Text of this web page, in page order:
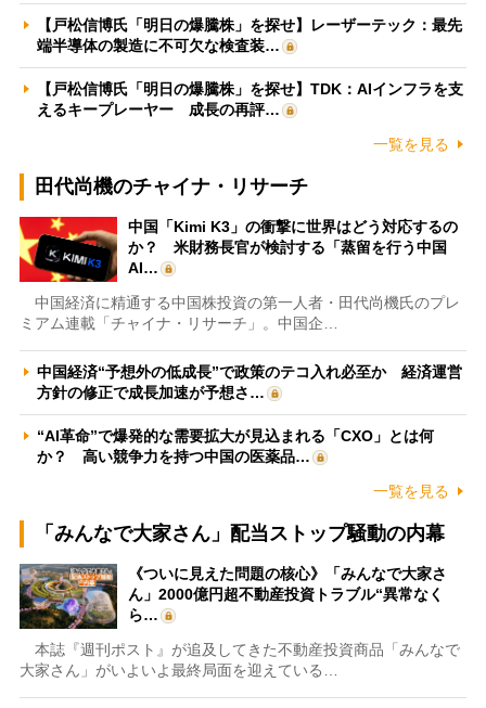
【戸松信博氏「明日の爆騰株」を探せ】レーザーテック：最先
端半導体の製造に不可欠な検査装…
【戸松信博氏「明日の爆騰株」を探せ】TDK：AIインフラを支
えるキープレーヤー 成長の再評…
一覧を見る
田代尚機のチャイナ・リサーチ
中国「Kimi K3」の衝撃に世界はどう対応するの
か？ 米財務長官が検討する「蒸留を行う中国
AI…
中国経済に精通する中国株投資の第一人者・田代尚機氏のプレ
ミアム連載「チャイナ・リサーチ」。中国企…
中国経済“予想外の低成長”で政策のテコ入れ必至か 経済運営
方針の修正で成長加速が予想さ…
“AI革命”で爆発的な需要拡大が見込まれる「CXO」とは何
か？ 高い競争力を持つ中国の医薬品…
一覧を見る
「みんなで大家さん」配当ストップ騒動の内幕
《ついに見えた問題の核心》「みんなで大家さ
ん」2000億円超不動産投資トラブル“異常なく
ら…
本誌『週刊ポスト』が追及してきた不動産投資商品「みんなで
大家さん」がいよいよ最終局面を迎えている…